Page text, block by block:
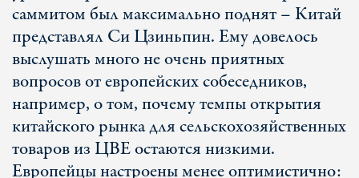
саммитом был максимально поднят – Китай
представлял Си Цзиньпин. Ему довелось
выслушать много не очень приятных
вопросов от европейских собеседников,
например, о том, почему темпы открытия
китайского рынка для сельскохозяйственных
товаров из ЦВЕ остаются низкими.
Европейцы настроены менее оптимистично: